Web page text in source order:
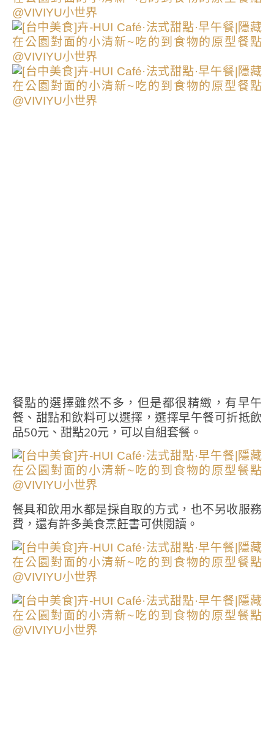
餐點的選擇雖然不多，但是都很精緻，有早午
餐、甜點和飲料可以選擇，選擇早午餐可折抵飲
品50元、甜點20元，可以自組套餐。
餐具和飲用水都是採自取的方式，也不另收服務
費，還有許多美食烹飪書可供閱讀。